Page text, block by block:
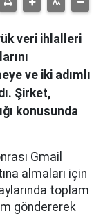
veri ihlalleri
ve iki adımlı
Şirket,
konusunda
Gmail
almaları için
toplam
göndererek